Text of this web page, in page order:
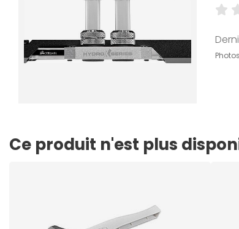
Ce produit n'est plus